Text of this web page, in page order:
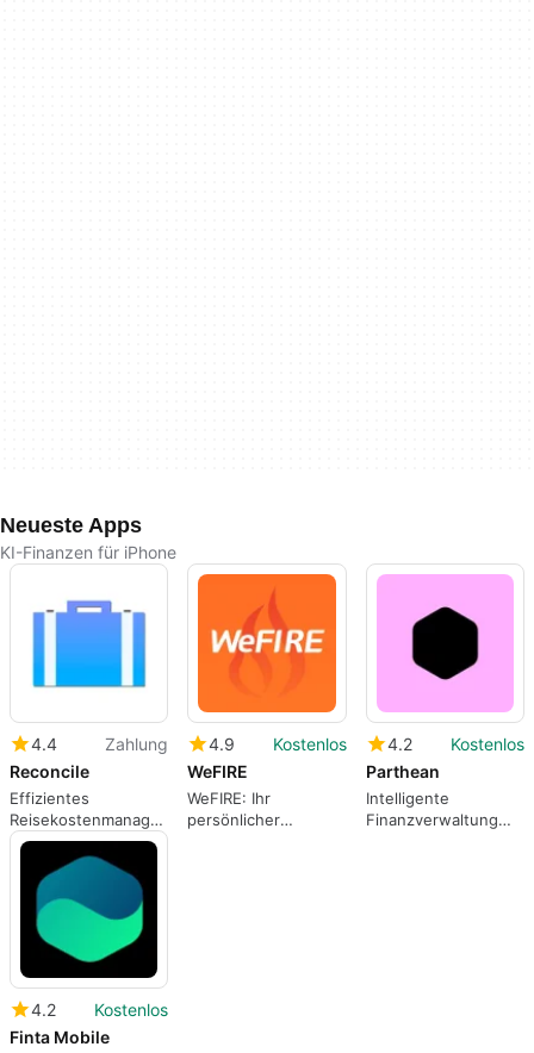
Neueste Apps
KI-Finanzen für iPhone
4.4
Zahlung
Reconcile
Effizientes
Reisekostenmanagement
mit Reconcile
4.9
Kostenlos
WeFIRE
WeFIRE: Ihr
persönlicher
4.2
Kostenlos
Parthean
Intelligente
Finanzverwaltung
4.2
Kostenlos
Finta Mobile